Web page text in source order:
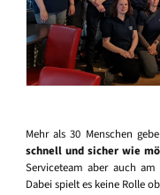
Mehr als 30 Menschen
schnell und sicher wie
Serviceteam aber auch
Dabei spielt es keine Rolle